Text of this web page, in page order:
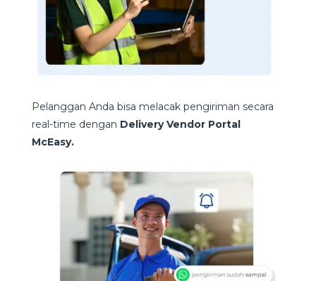
Pelanggan Anda bisa melacak pengiriman secara
real-time dengan Delivery Vendor Portal
McEasy.